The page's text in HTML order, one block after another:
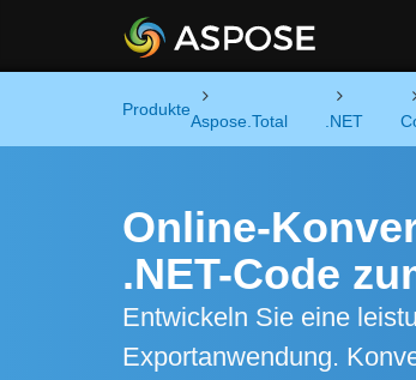
Produkte
Aspose.Total .NET
Online-
.NET-Code
Entwickeln Sie eine
Exportanwendung.